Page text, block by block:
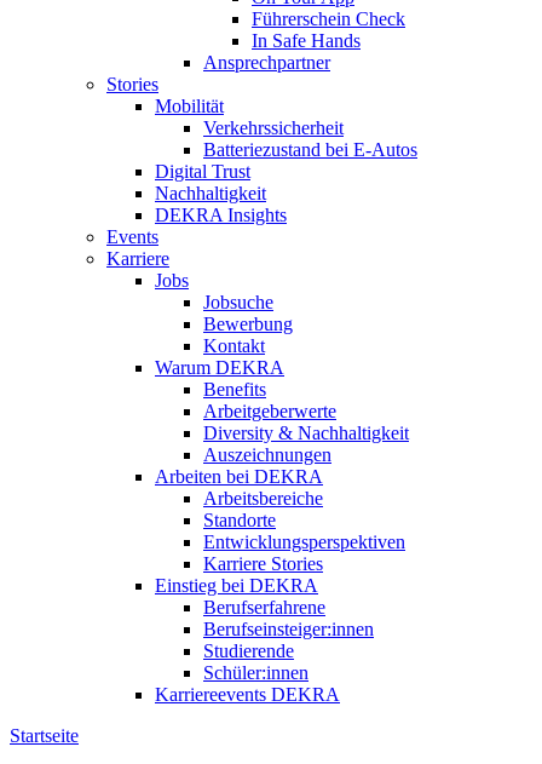
Führerschein Check
In Safe Hands
Ansprechpartner
Stories
Mobilität
Verkehrssicherheit
Batteriezustand bei E-Autos
Digital Trust
Nachhaltigkeit
DEKRA Insights
Events
Karriere
Jobs
Jobsuche
Bewerbung
Kontakt
Warum DEKRA
Benefits
Arbeitgeberwerte
Diversity & Nachhaltigkeit
Auszeichnungen
Arbeiten bei DEKRA
Arbeitsbereiche
Standorte
Entwicklungsperspektiven
Karriere Stories
Einstieg bei DEKRA
Berufserfahrene
Berufseinsteiger:innen
Studierende
Schüler:innen
Karriereevents DEKRA
Startseite